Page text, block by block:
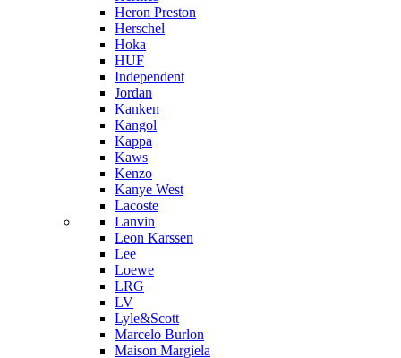
Heron Preston
Hersсhel
Hoka
HUF
Independent
Jordan
Kanken
Kangol
Kappa
Kaws
Kenzo
Kanye West
Lacoste
Lanvin
Leon Karssen
Lee
Loewe
LRG
LV
Lyle&Scott
Marcelo Burlon
Maison Margiela